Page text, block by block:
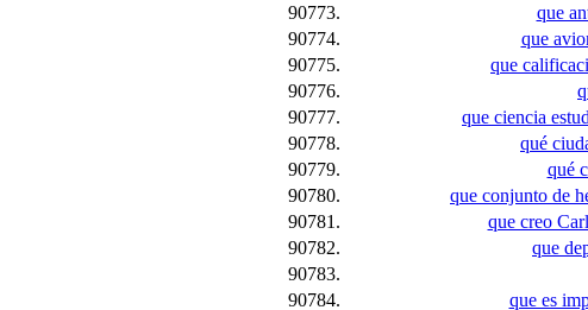
90773.
que
90774.
que
90775.
que
90776.
90777.
que ciencia
90778.
qué
90779.
qué
90780.
que conjunto de
90781.
que creo
90782.
que
90783.
90784.
que es